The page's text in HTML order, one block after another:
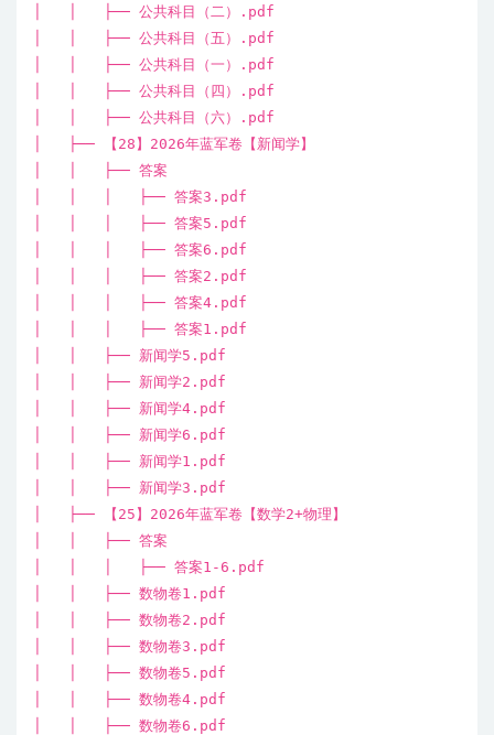
│ │ ├── 公共科目（二）.pdf
│ │ ├── 公共科目（五）.pdf
│ │ ├── 公共科目（一）.pdf
│ │ ├── 公共科目（四）.pdf
│ │ ├── 公共科目（六）.pdf
│ ├── 【28】2026年蓝军卷【新闻学】
│ │ ├── 答案
│ │ │ ├── 答案3.pdf
│ │ │ ├── 答案5.pdf
│ │ │ ├── 答案6.pdf
│ │ │ ├── 答案2.pdf
│ │ │ ├── 答案4.pdf
│ │ │ ├── 答案1.pdf
│ │ ├── 新闻学5.pdf
│ │ ├── 新闻学2.pdf
│ │ ├── 新闻学4.pdf
│ │ ├── 新闻学6.pdf
│ │ ├── 新闻学1.pdf
│ │ ├── 新闻学3.pdf
│ ├── 【25】2026年蓝军卷【数学2+物理】
│ │ ├── 答案
│ │ │ ├── 答案1-6.pdf
│ │ ├── 数物卷1.pdf
│ │ ├── 数物卷2.pdf
│ │ ├── 数物卷3.pdf
│ │ ├── 数物卷5.pdf
│ │ ├── 数物卷4.pdf
│ │ ├── 数物卷6.pdf